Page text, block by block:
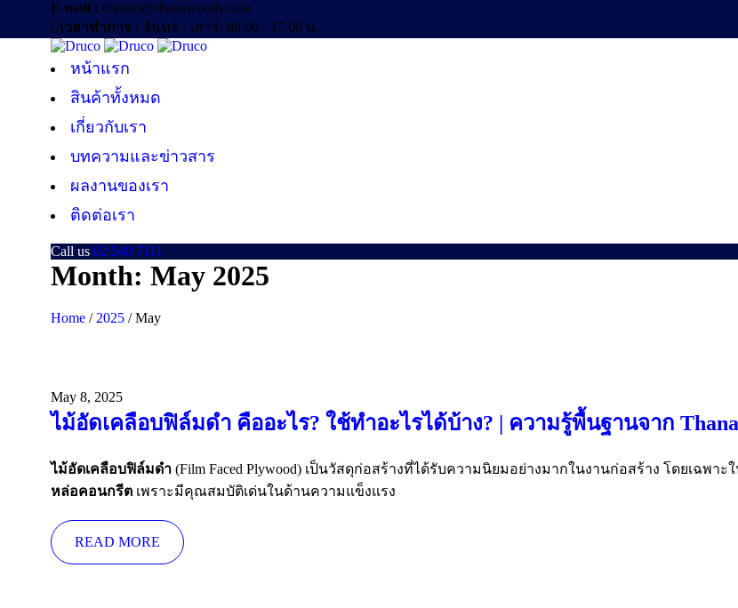
E-mail : contact@thanawoods.com
เวลาทำการ : จันทร์ - เสาร์: 08.00 - 17.00 น.
หน้าแรก
สินค้าทั้งหมด
เกี่ยวกับเรา
บทความและข่าวสาร
ผลงานของเรา
ติดต่อเรา
Call us 02 540 7111
Month: May 2025
Home / 2025 / May
May 8, 2025
ไม้อัดเคลือบฟิล์มดำ คืออะไร? ใช้ทำอะไรได้บ้าง? | ความรู้พื้นฐานจาก
ไม้อัดเคลือบฟิล์มดำ (Film Faced Plywood) เป็นวัสดุก่อสร้างที่ได้รับความนิยมอย่างมากในงานก่อสร้าง โดยเฉพาะ
หล่อคอนกรีต เพราะมีคุณสมบัติเด่นในด้านความแข็งแรง
READ MORE